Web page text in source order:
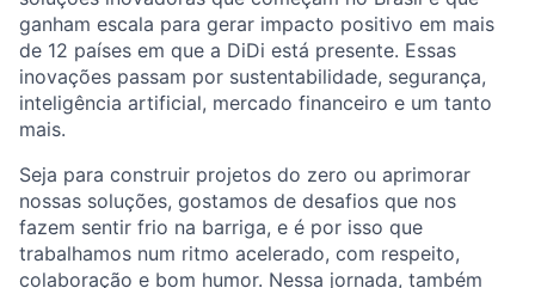
ganham escala para gerar impacto positivo em mais
de 12 países em que a DiDi está presente. Essas
inovações passam por sustentabilidade, segurança,
inteligência artificial, mercado financeiro e um tanto
mais.
Seja para construir projetos do zero ou aprimorar
nossas soluções, gostamos de desafios que nos
fazem sentir frio na barriga, e é por isso que
trabalhamos num ritmo acelerado, com respeito,
colaboração e bom humor. Nessa jornada, também